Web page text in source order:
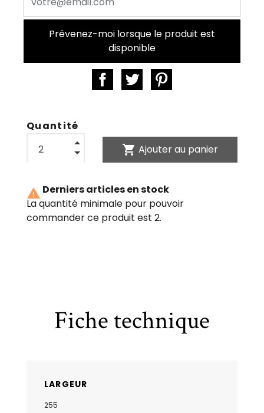
Prévenez-moi lorsque le produit est
disponible
Quantité
shopping_cart Ajouter au panier
 Derniers articles en stock
La quantité minimale pour pouvoir
commander ce produit est 2.
Fiche technique
LARGEUR
255